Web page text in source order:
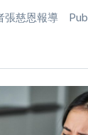
張慈恩報導